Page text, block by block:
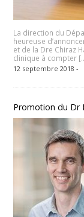
La direction du
heureuse
et de la Dre Chiraz
clinique à compter
12 septembre 2018 -
Promotion du Dr